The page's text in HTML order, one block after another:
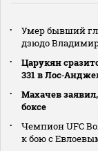
Умер бывший
дзюдо
Царукян
331 в
Махачев
боксе
Чемпион UFC
к бою с